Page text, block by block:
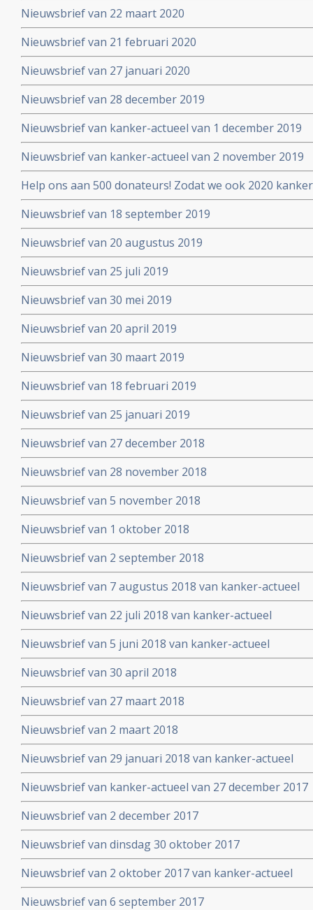
Nieuwsbrief van 22 maart 2020
Nieuwsbrief van 21 februari 2020
Nieuwsbrief van 27 januari 2020
Nieuwsbrief van 28 december 2019
Nieuwsbrief van kanker-actueel van 1 december 2019
Nieuwsbrief van kanker-actueel van 2 november 2019
Help ons aan 500 donateurs! Zodat we ook 2020
voortzetten
Nieuwsbrief van 18 september 2019
Nieuwsbrief van 20 augustus 2019
Nieuwsbrief van 25 juli 2019
Nieuwsbrief van 30 mei 2019
Nieuwsbrief van 20 april 2019
Nieuwsbrief van 30 maart 2019
Nieuwsbrief van 18 februari 2019
Nieuwsbrief van 25 januari 2019
Nieuwsbrief van 27 december 2018
Nieuwsbrief van 28 november 2018
Nieuwsbrief van 5 november 2018
Nieuwsbrief van 1 oktober 2018
Nieuwsbrief van 2 september 2018
Nieuwsbrief van 7 augustus 2018 van kanker-actueel
Nieuwsbrief van 22 juli 2018 van kanker-actueel
Nieuwsbrief van 5 juni 2018 van kanker-actueel
Nieuwsbrief van 30 april 2018
Nieuwsbrief van 27 maart 2018
Nieuwsbrief van 2 maart 2018
Nieuwsbrief van 29 januari 2018 van kanker-actueel
Nieuwsbrief van kanker-actueel van 27 december 2017
Nieuwsbrief van 2 december 2017
Nieuwsbrief van dinsdag 30 oktober 2017
Nieuwsbrief van 2 oktober 2017 van kanker-actueel
Nieuwsbrief van 6 september 2017